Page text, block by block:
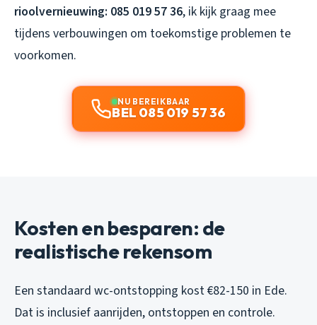
rioolvernieuwing: 085 019 57 36, ik kijk graag mee
tijdens verbouwingen om toekomstige problemen te
voorkomen.
NU BEREIKBAAR
BEL 085 019 57 36
Kosten en besparen: de
realistische rekensom
Een standaard wc-ontstopping kost €82-150 in Ede.
Dat is inclusief aanrijden, ontstoppen en controle.